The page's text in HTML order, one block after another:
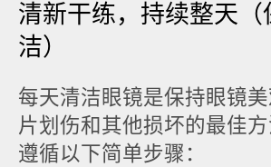
清新干练，持续整天（
洁）
每天清洁眼镜是保持眼镜
片划伤和其他损坏的最佳
遵循以下简单步骤：